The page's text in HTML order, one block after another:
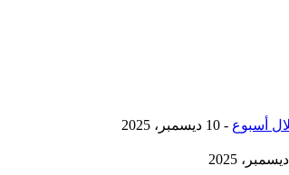
- 10 ديسمبر، 2025